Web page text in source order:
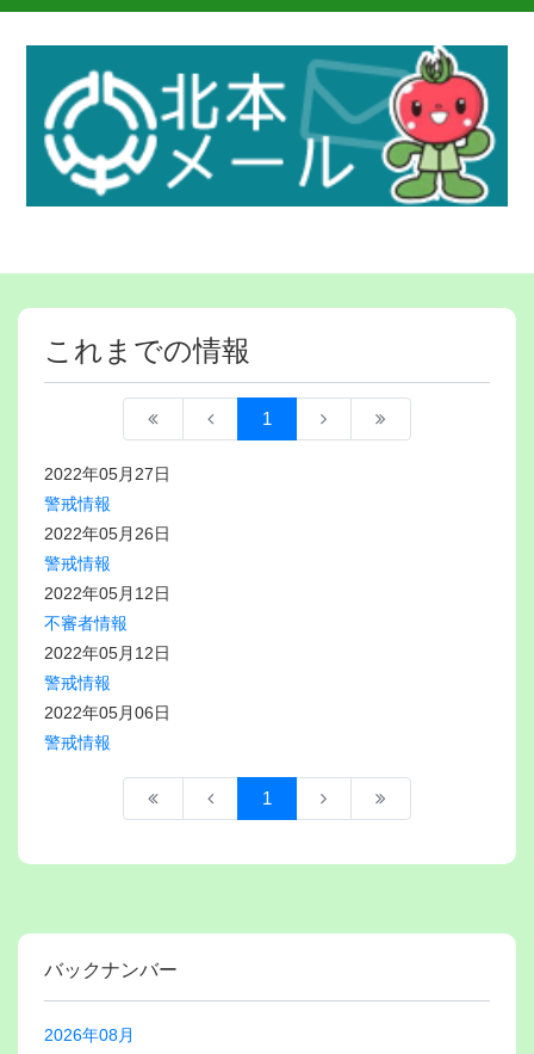
これまでの情報
1
2022年05月27日
警戒情報
2022年05月26日
警戒情報
2022年05月12日
不審者情報
2022年05月12日
警戒情報
2022年05月06日
警戒情報
1
バックナンバー
2026年08月